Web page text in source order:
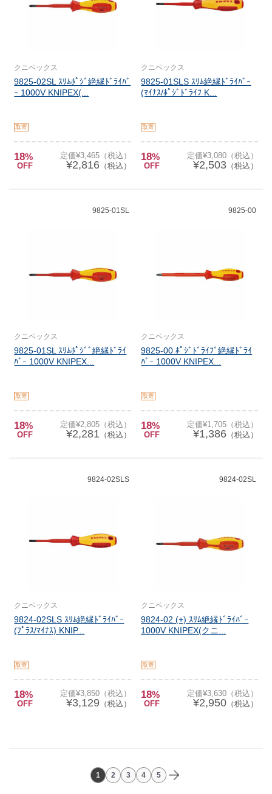
クニペックス
9825-02SL ｽﾘﾑﾎﾟｼﾞ絶縁ﾄﾞﾗｲﾊﾞ
ｰ 1000V KNIPEX(...
取寄
18%
OFF
定価¥3,465（税込）
¥2,816（税込）
クニペックス
9825-01SLS ｽﾘﾑ絶縁ﾄﾞﾗｲﾊﾞｰ
(ﾏｲﾅｽ/ﾎﾟｼﾞﾄﾞﾗｲﾌ K...
取寄
18%
OFF
定価¥3,080（税込）
¥2,503（税込）
9825-01SL
クニペックス
9825-01SL ｽﾘﾑﾎﾟｼﾞﾞ絶縁ﾄﾞﾗｲ
ﾊﾞｰ 1000V KNIPEX...
取寄
18%
OFF
定価¥2,805（税込）
¥2,281 （税込）
9825-00
クニペックス
9825-00 ﾎﾟｼﾞﾄﾞﾗｲﾌﾞ絶縁ﾄﾞﾗｲ
ﾊﾞｰ 1000V KNIPEX...
取寄
18%
OFF
定価¥1,705（税込）
¥1,386（税込）
9824-02SLS
クニペックス
9824-02SLS ｽﾘﾑ絶縁ﾄﾞﾗｲﾊﾞｰ
(ﾌﾟﾗｽ/ﾏｲﾅｽ) KNIP...
取寄
18%
OFF
定価¥3,850（税込）
¥3,129 （税込）
9824-02SL
クニペックス
9824-02 (+) ｽﾘﾑ絶縁ﾄﾞﾗｲﾊﾞｰ
1000V KNIPEX(クニ...
取寄
18%
OFF
定価¥3,630（税込）
¥2,950（税込）
1 2 3 4 5